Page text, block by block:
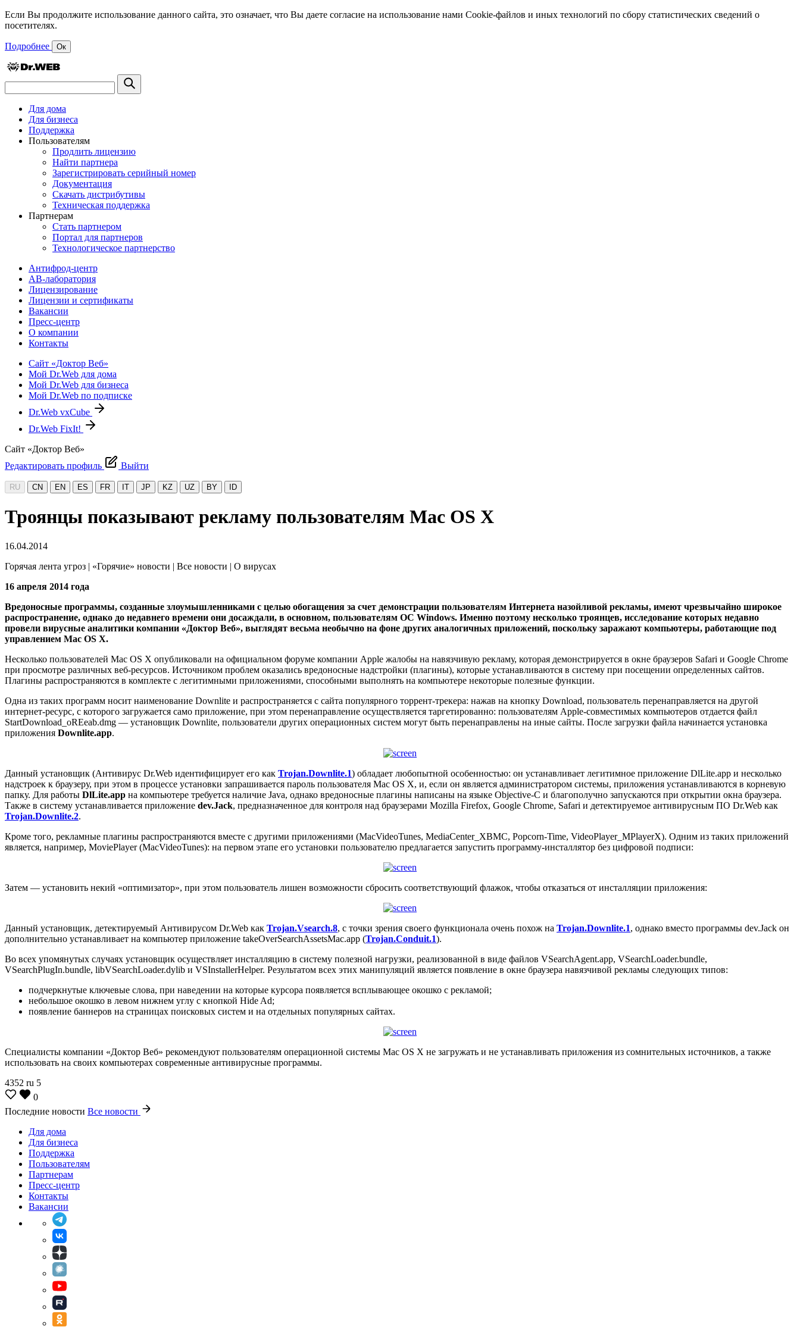
Если Вы продолжите использование данного сайта, это означает, что Вы даете согласие на использование нами Cookie-файлов и иных технологий по сбору статистических сведений о
посетителях.
Подробнее Ок
Для дома
Для бизнеса
Поддержка
Пользователям
Продлить лицензию
Найти партнера
Зарегистрировать серийный номер
Документация
Скачать дистрибутивы
Техническая поддержка
Партнерам
Стать партнером
Портал для партнеров
Технологическое партнерство
Антифрод-центр
АВ-лаборатория
Лицензирование
Лицензии и сертификаты
Вакансии
Пресс-центр
О компании
Контакты
Сайт «Доктор Веб»
Мой Dr.Web для дома
Мой Dr.Web для бизнеса
Мой Dr.Web по подписке
Dr.Web vxCube
Dr.Web FixIt!
Сайт «Доктор Веб»
Редактировать профиль
Выйти
RU CN EN ES FR IT JP KZ UZ BY ID
Троянцы показывают рекламу пользователям Mac OS X
16.04.2014
Горячая лента угроз | «Горячие» новости | Все новости | О вирусах
16 апреля 2014 года
Вредоносные программы, созданные злоумышленниками с целью обогащения за счет демонстрации пользователям Интернета назойливой рекламы, имеют чрезвычайно широкое
распространение, однако до недавнего времени они досаждали, в основном, пользователям ОС Windows. Именно поэтому несколько троянцев, исследование которых недавно
провели вирусные аналитики компании «Доктор Веб», выглядят весьма необычно на фоне других аналогичных приложений, поскольку заражают компьютеры, работающие под
управлением Mac OS X.
Несколько пользователей Mac OS X опубликовали на официальном форуме компании Apple жалобы на навязчивую рекламу, которая демонстрируется в окне браузеров Safari и Google Chrome
при просмотре различных веб-ресурсов. Источником проблем оказались вредоносные надстройки (плагины), которые устанавливаются в систему при посещении определенных сайтов.
Плагины распространяются в комплекте с легитимными приложениями, способными выполнять на компьютере некоторые полезные функции.
Одна из таких программ носит наименование Downlite и распространяется с сайта популярного торрент-трекера: нажав на кнопку Download, пользователь перенаправляется на другой
интернет-ресурс, с которого загружается само приложение, при этом перенаправление осуществляется таргетированно: пользователям Apple-совместимых компьютеров отдается файл
StartDownload_oREeab.dmg — установщик Downlite, пользователи других операционных систем могут быть перенаправлены на иные сайты. После загрузки файла начинается установка
приложения Downlite.app.
Данный установщик (Антивирус Dr.Web идентифицирует его как Trojan.Downlite.1) обладает любопытной особенностью: он устанавливает легитимное приложение DlLite.app и несколько
надстроек к браузеру, при этом в процессе установки запрашивается пароль пользователя Mac OS X, и, если он является администратором системы, приложения устанавливаются в корневую
папку. Для работы DlLite.app на компьютере требуется наличие Java, однако вредоносные плагины написаны на языке Objective-C и благополучно запускаются при открытии окна браузера.
Также в систему устанавливается приложение dev.Jack, предназначенное для контроля над браузерами Mozilla Firefox, Google Chrome, Safari и детектируемое антивирусным ПО Dr.Web как
Trojan.Downlite.2.
Кроме того, рекламные плагины распространяются вместе с другими приложениями (MacVideoTunes, MediaCenter_XBMC, Popcorn-Time, VideoPlayer_MPlayerX). Одним из таких приложений
является, например, MoviePlayer (MacVideoTunes): на первом этапе его установки пользователю предлагается запустить программу-инсталлятор без цифровой подписи:
Затем — установить некий «оптимизатор», при этом пользователь лишен возможности сбросить соответствующий флажок, чтобы отказаться от инсталляции приложения:
Данный установщик, детектируемый Антивирусом Dr.Web как Trojan.Vsearch.8, с точки зрения своего функционала очень похож на Trojan.Downlite.1, однако вместо программы dev.Jack он
дополнительно устанавливает на компьютер приложение takeOverSearchAssetsMac.app (Trojan.Conduit.1).
Во всех упомянутых случаях установщик осуществляет инсталляцию в систему полезной нагрузки, реализованной в виде файлов VSearchAgent.app, VSearchLoader.bundle,
VSearchPlugIn.bundle, libVSearchLoader.dylib и VSInstallerHelper. Результатом всех этих манипуляций является появление в окне браузера навязчивой рекламы следующих типов:
подчеркнутые ключевые слова, при наведении на которые курсора появляется всплывающее окошко с рекламой;
небольшое окошко в левом нижнем углу с кнопкой Hide Ad;
появление баннеров на страницах поисковых систем и на отдельных популярных сайтах.
Специалисты компании «Доктор Веб» рекомендуют пользователям операционной системы Mac OS X не загружать и не устанавливать приложения из сомнительных источников, а также
использовать на своих компьютерах современные антивирусные программы.
4352 ru 5
0
Последние новости Все новости
Для дома
Для бизнеса
Поддержка
Пользователям
Партнерам
Пресс-центр
Контакты
Вакансии